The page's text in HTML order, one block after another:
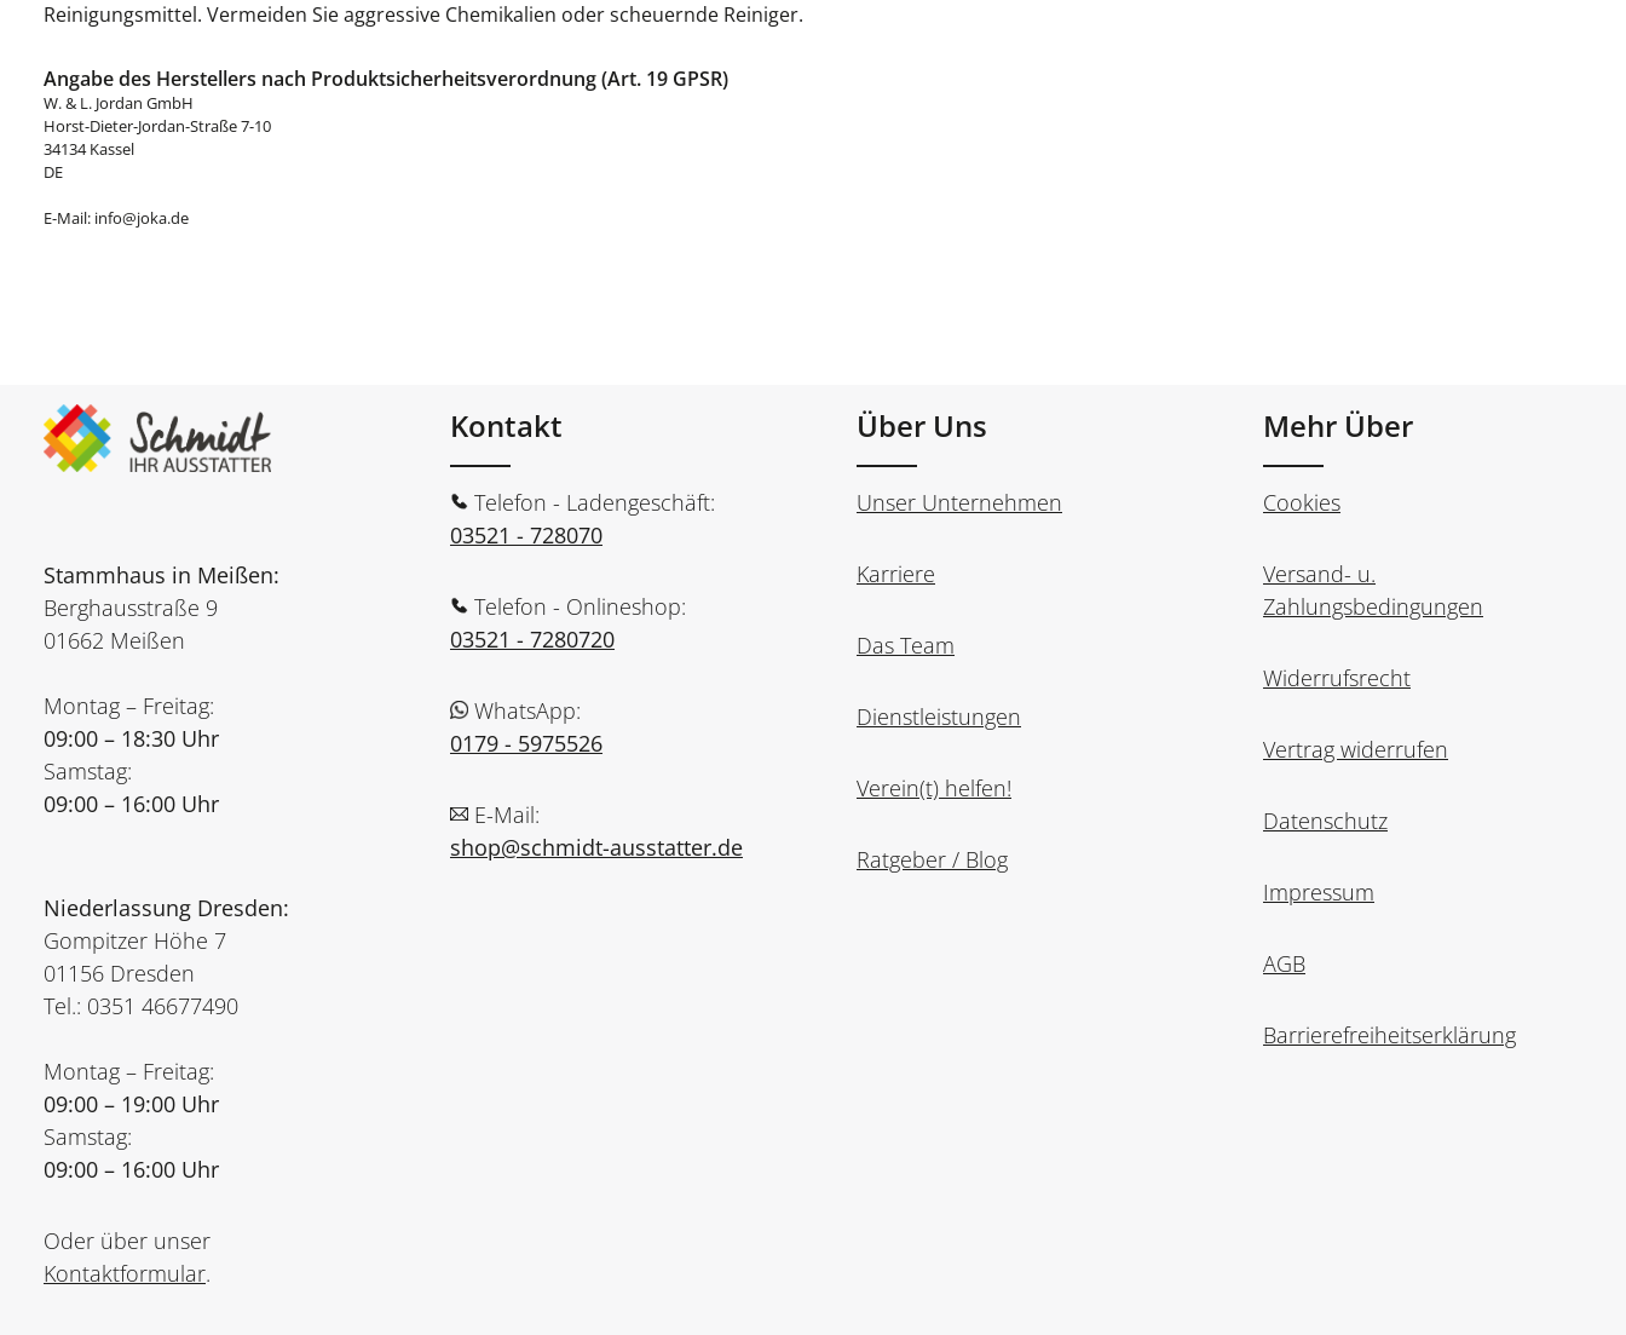
Reinigungsmittel. Vermeiden Sie aggressive Chemikalien oder scheuernde Reiniger.
Angabe des Herstellers nach Produktsicherheitsverordnung (Art. 19 GPSR)
W. & L. Jordan GmbH
Horst-Dieter-Jordan-Straße 7-10
34134 Kassel
DE
E-Mail: info@joka.de
Stammhaus in Meißen:
Berghausstraße 9
01662 Meißen
Montag – Freitag:
09:00 – 18:30 Uhr
Samstag:
09:00 – 16:00 Uhr
Niederlassung Dresden:
Gompitzer Höhe 7
01156 Dresden
Tel.: 0351 46677490
Montag – Freitag:
09:00 – 19:00 Uhr
Samstag:
09:00 – 16:00 Uhr
Oder über unser
Kontaktformular.
Kontakt
Telefon - Ladengeschäft:
03521 - 728070
Telefon - Onlineshop:
03521 - 7280720
WhatsApp:
0179 - 5975526
E-Mail:
shop@schmidt-ausstatter.de
Über Uns
Unser Unternehmen
Karriere
Das Team
Dienstleistungen
Verein(t) helfen!
Ratgeber / Blog
Mehr Über
Cookies
Versand- u.
Zahlungsbedingungen
Widerrufsrecht
Vertrag widerrufen
Datenschutz
Impressum
AGB
Barrierefreiheitserklärung